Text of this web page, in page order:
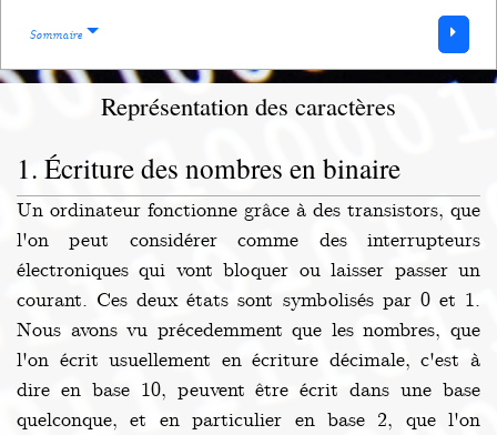
Sommaire
Représentation des caractères
Écriture des nombres en binaire
Un ordinateur fonctionne grâce à des transistors, que
l'on peut considérer comme des interrupteurs
électroniques qui vont bloquer ou laisser passer un
courant. Ces deux états sont symbolisés par 0 et 1.
Nous avons vu précedemment que les nombres, que
l'on écrit usuellement en écriture décimale, c'est à
dire en base 10, peuvent être écrit dans une base
quelconque, et en particulier en base 2, que l'on